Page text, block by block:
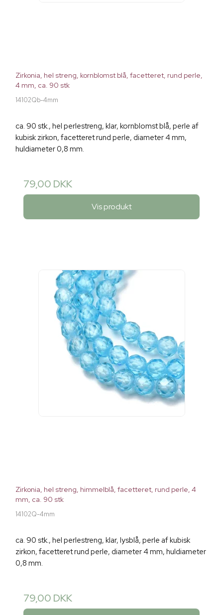
Zirkonia, hel streng, kornblomst blå, facetteret, rund perle,
4 mm, ca. 90 stk
14102Qb-4mm
ca. 90 stk., hel perlestreng, klar, kornblomst blå, perle af
kubisk zirkon, facetteret rund perle, diameter 4 mm,
huldiameter 0,8 mm.
79,00 DKK
Vis produkt
Zirkonia, hel streng, himmelblå, facetteret, rund perle, 4
mm, ca. 90 stk
14102Q-4mm
ca. 90 stk., hel perlestreng, klar, lysblå, perle af kubisk
zirkon, facetteret rund perle, diameter 4 mm, huldiameter
0,8 mm.
79,00 DKK